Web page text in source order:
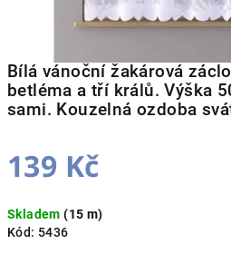
Bílá vánoční žakárová
betléma a tří králů. Výška
sami. Kouzelná ozdoba
139 Kč
cena:
Skladem(15 m)
Kód: 5436